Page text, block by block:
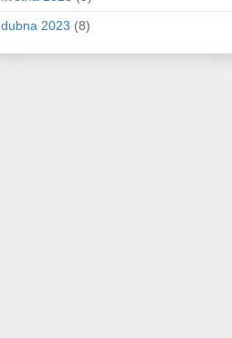
dubna 2023 (8)